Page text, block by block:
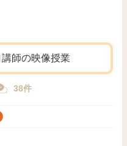
師の映像授業
38件